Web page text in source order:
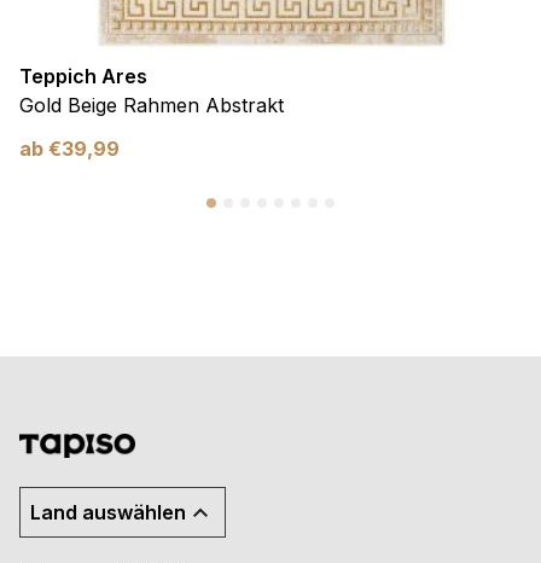
Teppich Ares
Gold Beige Rahmen Abstrakt
ab €39,99
Land auswählen